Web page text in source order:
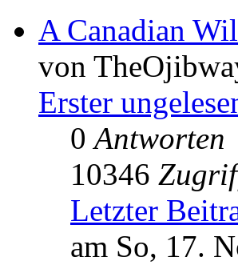
A Canadian
von
Erster
0Antworten
10346
Letzter
am So, 17.